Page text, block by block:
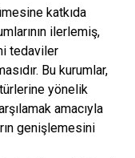
katkıda
ilerlemiş,
tedaviler
Bu kurumlar,
yönelik
amacıyla
genişlemesini